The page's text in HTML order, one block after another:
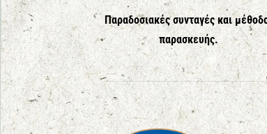
Παραδοσιακές συνταγές και
παρασκευής.